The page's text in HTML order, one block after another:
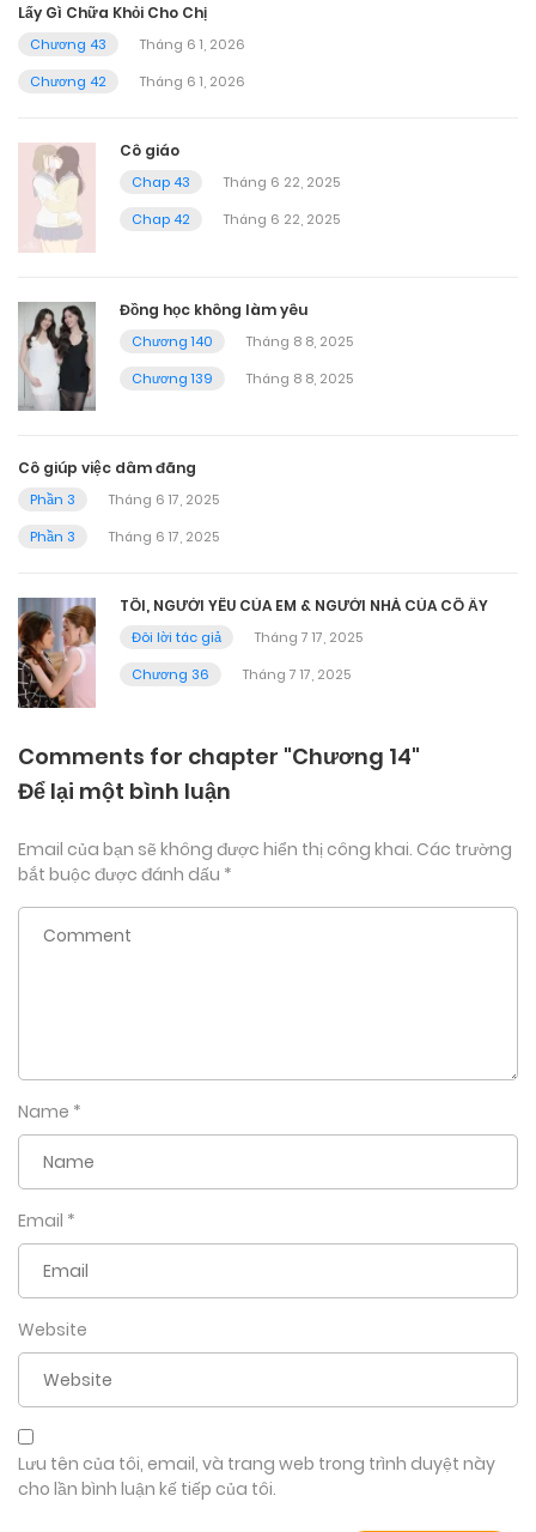
Lấy Gì Chữa Khỏi Cho Chị
Chương 43
Tháng 6 1, 2026
Chương 42
Tháng 6 1, 2026
Cô giáo
Chap 43
Tháng 6 22, 2025
Chap 42
Tháng 6 22, 2025
Đồng học không làm yêu
Chương 140
Tháng 8 8, 2025
Chương 139
Tháng 8 8, 2025
Cô giúp việc dâm đãng
Phần 3
Tháng 6 17, 2025
Phần 3
Tháng 6 17, 2025
TÔI, NGƯỜI YÊU CỦA EM & NGƯỜI NHÀ CỦA CÔ ẤY
Đôi lời tác giả
Tháng 7 17, 2025
Chương 36
Tháng 7 17, 2025
Comments for chapter "Chương 14"
Để lại một bình luận
Email của bạn sẽ không được hiển thị công khai. Các trường
bắt buộc được đánh dấu *
Name *
Email *
Website
Lưu tên của tôi, email, và trang web trong trình duyệt này
cho lần bình luận kế tiếp của tôi.